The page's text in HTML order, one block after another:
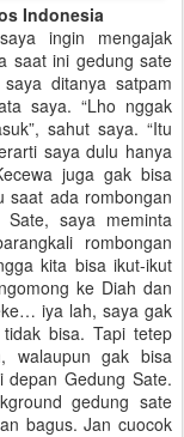
Indonesia
ingin mengajak
saat ini gedung sate
ditanya satpam
saya. “Lho nggak
sahut saya. “Itu
saya dulu hanya
juga gak bisa
saat ada rombongan
saya meminta
rombongan
kita bisa ikut-ikut
ke Diah dan
iya lah, saya gak
bisa. Tapi tetep
walaupun gak bisa
Gedung Sate.
gedung sate
bagus. Jan cuocok